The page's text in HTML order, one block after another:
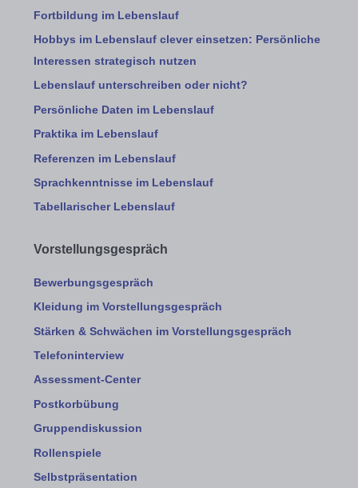
Fortbildung im Lebenslauf
Hobbys im Lebenslauf clever einsetzen: Persönliche
Interessen strategisch nutzen
Lebenslauf unterschreiben oder nicht?
Persönliche Daten im Lebenslauf
Praktika im Lebenslauf
Referenzen im Lebenslauf
Sprachkenntnisse im Lebenslauf
Tabellarischer Lebenslauf
Vorstellungsgespräch
Bewerbungsgespräch
Kleidung im Vorstellungsgespräch
Stärken & Schwächen im Vorstellungsgespräch
Telefoninterview
Assessment-Center
Postkorbübung
Gruppendiskussion
Rollenspiele
Selbstpräsentation